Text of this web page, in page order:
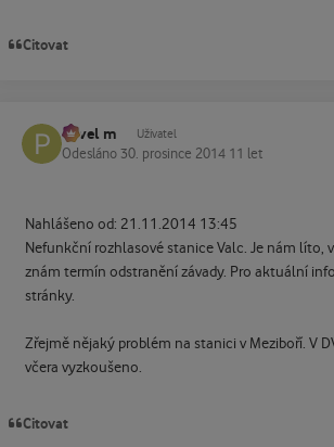
Citovat
Pavel m Uživatel
Odesláno 30. prosince 2014 11 let
Nahlášeno od: 21.11.2014 13:45
Nefunkční rozhlasové stanice Valc. Je nám líto,
znám termín odstranění závady. Pro aktuální
stránky.
Zřejmě nějaký problém na stanici v Meziboří. V
včera vyzkoušeno.
Citovat